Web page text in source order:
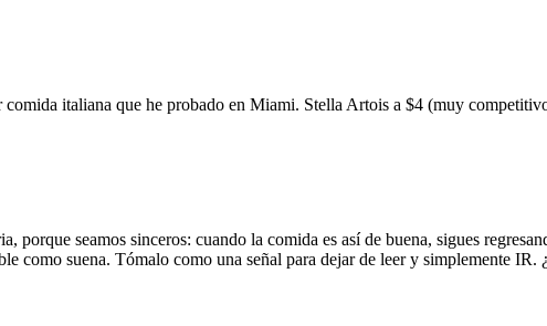
italiana que he probado en Miami. Stella Artois a $4 (muy
porque seamos sinceros: cuando la comida es así de buena, sigues
como suena. Tómalo como una señal para dejar de leer y simplemente